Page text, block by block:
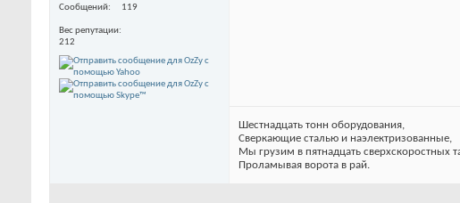
Сообщений
119
Вес репутации
212
Шестнадцать тонн оборудования,
Сверкающие сталью и наэлектризованные,
Мы грузим в пятнадцать сверхскоростных
Проламывая ворота в рай.